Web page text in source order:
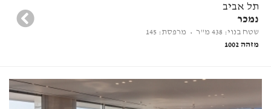
תל אביב
נמכר
שטח בנוי: 438 מ"ר
• מרפסת: 145
מזהה 1002